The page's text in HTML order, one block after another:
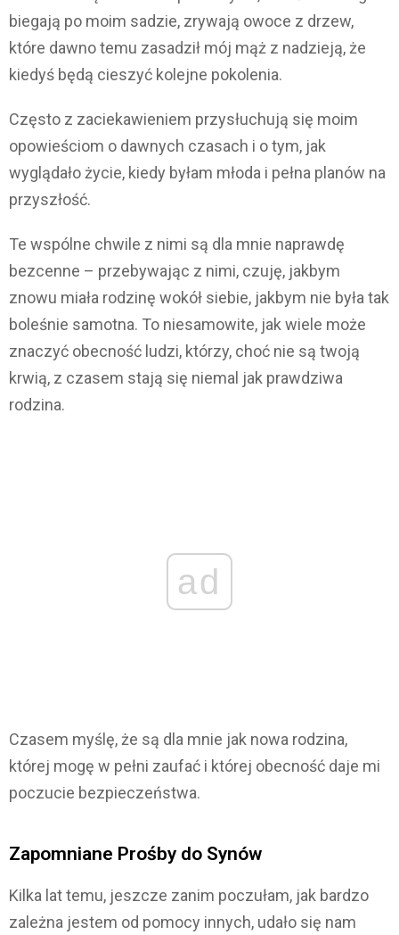
biegają po moim sadzie, zrywają owoce z drzew,
które dawno temu zasadził mój mąż z nadzieją, że
kiedyś będą cieszyć kolejne pokolenia.
Często z zaciekawieniem przysłuchują się moim
opowieściom o dawnych czasach i o tym, jak
wyglądało życie, kiedy byłam młoda i pełna planów na
przyszłość.
Te wspólne chwile z nimi są dla mnie naprawdę
bezcenne – przebywając z nimi, czuję, jakbym
znowu miała rodzinę wokół siebie, jakbym nie była tak
boleśnie samotna. To niesamowite, jak wiele może
znaczyć obecność ludzi, którzy, choć nie są twoją
krwią, z czasem stają się niemal jak prawdziwa
rodzina.
ad
Czasem myślę, że są dla mnie jak nowa rodzina,
której mogę w pełni zaufać i której obecność daje mi
poczucie bezpieczeństwa.
Zapomniane Prośby do Synów
Kilka lat temu, jeszcze zanim poczułam, jak bardzo
zależna jestem od pomocy innych, udało się nam